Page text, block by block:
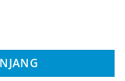
Unicorn Cute